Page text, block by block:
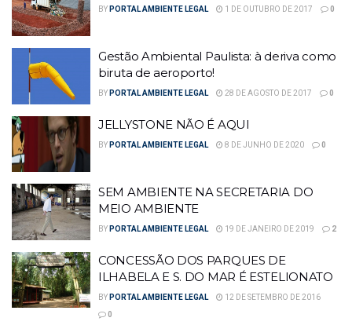
BY PORTAL AMBIENTE LEGAL 1 DE OUTUBRO DE 2017 0
Gestão Ambiental Paulista: à deriva como
biruta de aeroporto!
BY PORTAL AMBIENTE LEGAL 28 DE AGOSTO DE 2017 0
JELLYSTONE NÃO É AQUI
BY PORTAL AMBIENTE LEGAL 8 DE JUNHO DE 2020 0
SEM AMBIENTE NA SECRETARIA DO
MEIO AMBIENTE
BY PORTAL AMBIENTE LEGAL 19 DE JANEIRO DE 2019 2
CONCESSÃO DOS PARQUES DE
ILHABELA E S. DO MAR É ESTELIONATO
BY PORTAL AMBIENTE LEGAL
12 DE SETEMBRO DE 2016
0